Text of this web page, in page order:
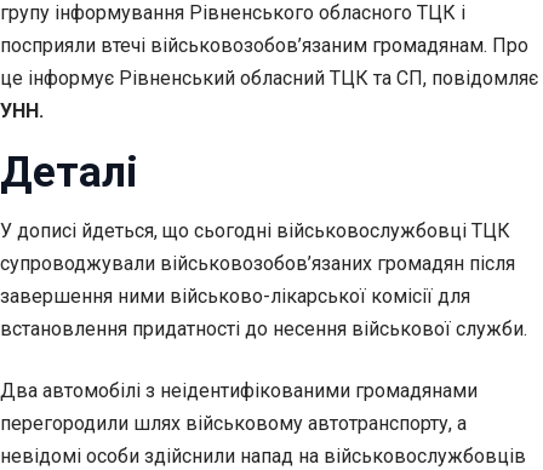
групу інформування Рівненського обласного ТЦК і
посприяли втечі військовозобов’язаним громадянам. Про
це інформує Рівненський обласний ТЦК та СП, повідомляє
УНН.
Деталі
У дописі йдеться, що сьогодні військовослужбовці ТЦК
супроводжували військовозобов’язаних громадян після
завершення ними військово-лікарської комісії для
встановлення придатності до несення військової служби.
Два автомобілі з неідентифікованими громадянами
перегородили шлях військовому автотранспорту, а
невідомі особи здійснили напад на військовослужбовців